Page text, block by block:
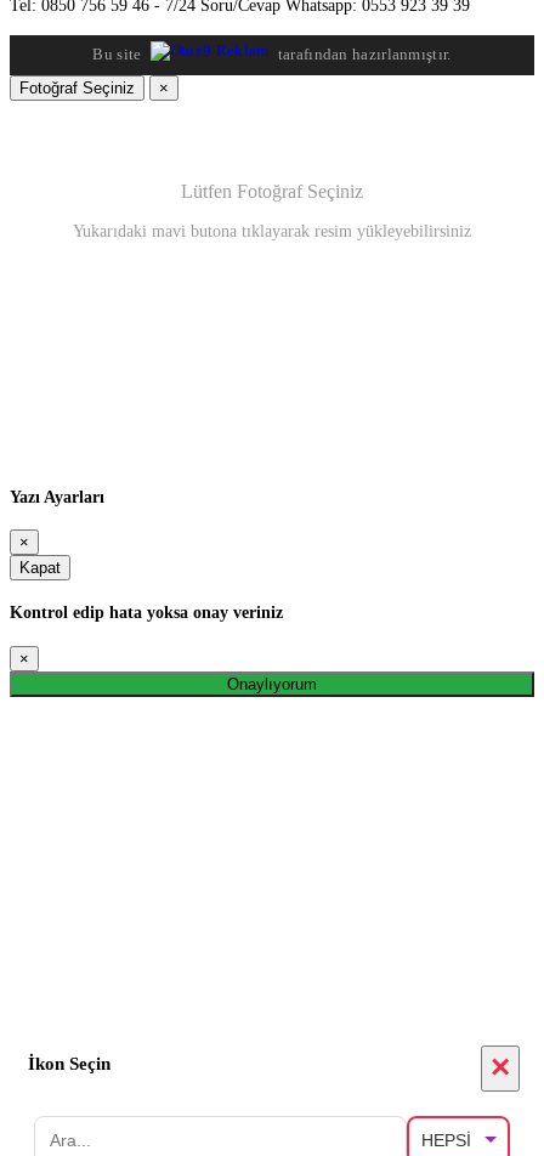
Tel: 0850 756 59 46 - 7/24 Soru/Cevap Whatsapp: 0553 923 39 39
Bu site
tarafından hazırlanmıştır.
Fotoğraf Seçiniz
×
Lütfen Fotoğraf Seçiniz
Yukarıdaki mavi butona tıklayarak resim yükleyebilirsiniz
Yazı Ayarları
×
Kapat
Kontrol edip hata yoksa onay veriniz
×
Onaylıyorum
İkon Seçin ×